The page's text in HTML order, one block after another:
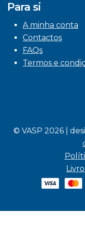
Para si
A minha conta
Contactos
FAQs
Termos e
© VASP 2026 |